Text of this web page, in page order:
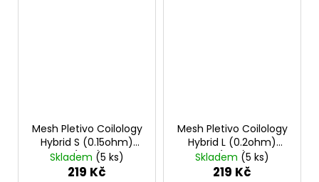
Mesh Pletivo Coilology
Hybrid S (0.15ohm)
(10ks)
Skladem (5 ks)
219 Kč
Mesh Pletivo Coilology
Hybrid L (0.2ohm)
(10ks)
Skladem (5 ks)
219 Kč